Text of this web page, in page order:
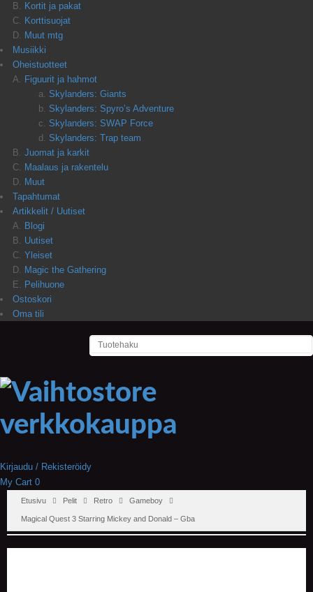
Kortit ja pakat
Korttisuojat
Muut mtg
Musiikki
Oheistuotteet
Figuurit ja hahmot
Skylanders: Giants
Skylanders: Spyro’s Adventure
Skylanders: SWAP Force
Skylanders: Trap team
Juomat ja karkit
Maalaus ja rakentelu
Muut
Tapahtumat
Artikkelit / Uutiset
Blogi
Uutiset
Yleiset
Magic the Gathering
Pelihuone
Ostoskori
Oma tili
Kirjaudu / Rekisteröidy
My Cart 0
Etusivu Pelit Retro Gameboy
Magical Quest 3 Starring Mickey and Donald – Gba